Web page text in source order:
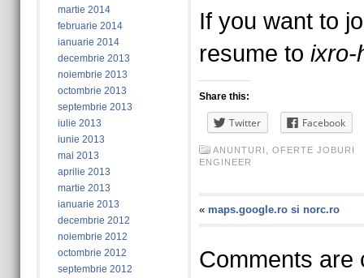
martie 2014
februarie 2014
ianuarie 2014
decembrie 2013
noiembrie 2013
octombrie 2013
septembrie 2013
iulie 2013
iunie 2013
mai 2013
aprilie 2013
martie 2013
ianuarie 2013
decembrie 2012
noiembrie 2012
octombrie 2012
septembrie 2012
If you want to
resume to ixro-
Share this:
Twitter Facebook
ANUNTURI
OFERTE JOBURI
ENGINEER
« maps.google.ro si norc.ro
Comments are